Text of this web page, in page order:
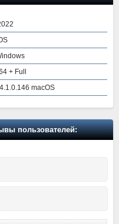
+ Full
macOS
пользователей: